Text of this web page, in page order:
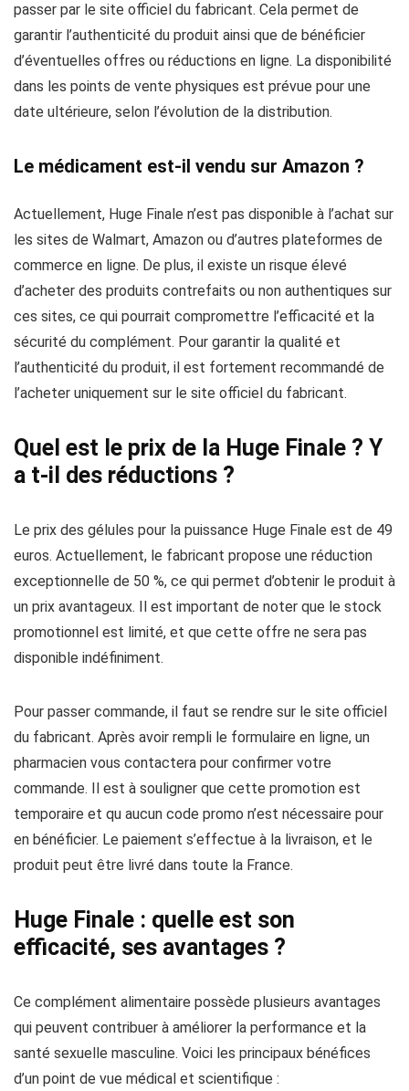
passer par le site officiel du fabricant. Cela permet de
garantir l’authenticité du produit ainsi que de bénéficier
d’éventuelles offres ou réductions en ligne. La disponibilité
dans les points de vente physiques est prévue pour une
date ultérieure, selon l’évolution de la distribution.
Le médicament est-il vendu sur Amazon ?
Actuellement, Huge Finale n’est pas disponible à l’achat sur
les sites de Walmart, Amazon ou d’autres plateformes de
commerce en ligne. De plus, il existe un risque élevé
d’acheter des produits contrefaits ou non authentiques sur
ces sites, ce qui pourrait compromettre l’efficacité et la
sécurité du complément. Pour garantir la qualité et
l’authenticité du produit, il est fortement recommandé de
l’acheter uniquement sur le site officiel du fabricant.
Quel est le prix de la Huge Finale ? Y
a t-il des réductions ?
Le prix des gélules pour la puissance Huge Finale est de 49
euros. Actuellement, le fabricant propose une réduction
exceptionnelle de 50 %, ce qui permet d’obtenir le produit à
un prix avantageux. Il est important de noter que le stock
promotionnel est limité, et que cette offre ne sera pas
disponible indéfiniment.
Pour passer commande, il faut se rendre sur le site officiel
du fabricant. Après avoir rempli le formulaire en ligne, un
pharmacien vous contactera pour confirmer votre
commande. Il est à souligner que cette promotion est
temporaire et qu aucun code promo n’est nécessaire pour
en bénéficier. Le paiement s’effectue à la livraison, et le
produit peut être livré dans toute la France.
Huge Finale : quelle est son
efficacité, ses avantages ?
Ce complément alimentaire possède plusieurs avantages
qui peuvent contribuer à améliorer la performance et la
santé sexuelle masculine. Voici les principaux bénéfices
d’un point de vue médical et scientifique :